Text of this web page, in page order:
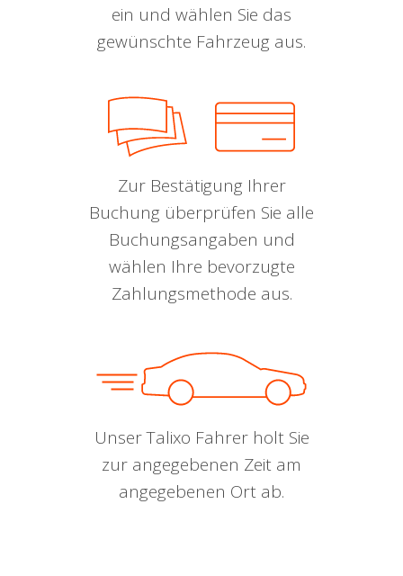
ein und wählen Sie das
gewünschte Fahrzeug aus.
Zur Bestätigung Ihrer
Buchung überprüfen Sie alle
Buchungsangaben und
wählen Ihre bevorzugte
Zahlungsmethode aus.
Unser Talixo Fahrer holt Sie
zur angegebenen Zeit am
angegebenen Ort ab.